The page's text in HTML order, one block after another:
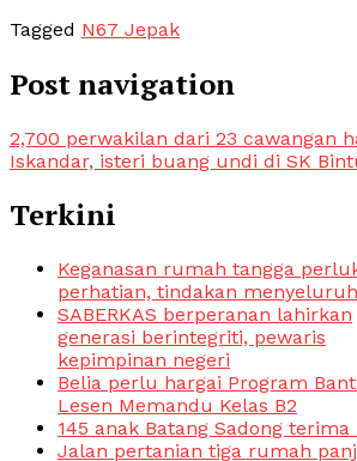
Tagged N67 Jepak
Post navigation
2,700 perwakilan dari 23 cawangan
Iskandar, isteri buang undi di SK
Terkini
Keganasan rumah tangga
perhatian, tindakan menyeluruh
SABERKAS berperanan lahirkan
generasi berintegriti, pewaris
kepimpinan negeri
Belia perlu hargai Program
Lesen Memandu Kelas B2
145 anak Batang Sadong
Jalan pertanian tiga rumah